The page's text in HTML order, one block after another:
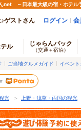
net ～日本最大級の宿・ホテル
ゲストさん ログイン 会
ル じゃらんパック
（交通＋宿泊）
ご当地グルメガイド イベント
光 ＞ 上野・浅草・両国の観光